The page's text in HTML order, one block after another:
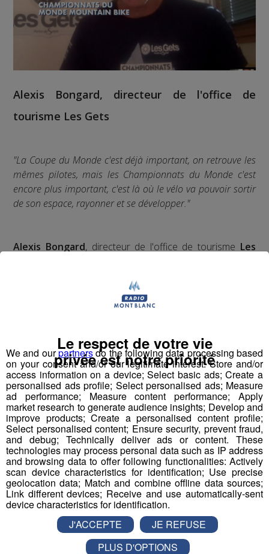
Alexis Bongard, directeur de l'office de
tourisme Les Gets
"La Coupe du Monde c'est déjà important, on retrouve les
mêmes pilotes, mais les Championnats du Monde c'est
encore plus important, c'est là où le vélo va pouvoir sortir
de son espace, rayonner et se développer."
Alexis Bongard, directeur de l'office de tourisme Les
d'envergure internationale qui accueillera 800 athlètes
venant de 55 pays 📆 rendez-vous du 24 au 28 août aux
We and ourpartnersdo the following data processing based
on your consent and/or our legitimate interest: Store and/or
access information on a device; Select basic ads; Create a
personalised ads profile; Select personalised ads; Measure
ad performance; Measure content performance; Apply
market research to generate audience insights; Develop and
improve products; Create a personalised content profile;
Select personalised content; Ensure security, prevent fraud,
and debug; Technically deliver ads or content. These
technologies may process personal data such as IP address
and browsing data to offer following functionalities: Actively
scan device characteristics for identification; Use precise
geolocation data; Match and combine offline data sources;
Link different devices; Receive and use automatically-sent
device characteristics for identification.
Le respect de votre vie
privée est notre priorité
J'ACCEPTE
JE REFUSE
PLUS D'OPTIONS